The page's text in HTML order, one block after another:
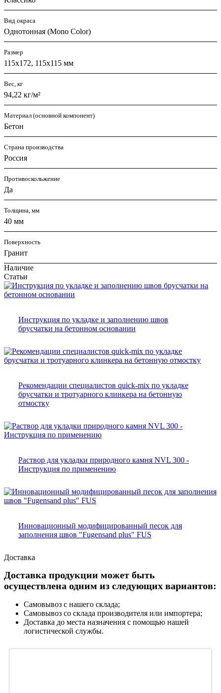
Вид окраса
Однотонная (Mono Color)
Размер
115х172, 115х115 мм
Вес, кг
94,22 кг/м²
Материал (основной компонент)
Бетон
Страна производства
Россия
Противоскольжение
Да
Толщина, мм
40 мм
Поверхность
Гранит
Наличие
Статьи
Инструкция по укладке и заполнению швов
брусчатки на бетонном основании
Рекомендации специалистов quick-mix по укладке
брусчатки и тротуарного клинкера на бетонную
отмостку
Раствор для укладки природного камня NVL 300 -
Инструкция по применению
Инновационный модифицированный песок для
заполнения швов "Fugensand plus" FUS
Доставка
Доставка продукции может быть
осуществлена одним из следующих вариантов:
Самовывоз с нашего склада;
Самовывоз со склада производителя или импортера;
Доставка до места назначения с помощью нашей
логистической службы.